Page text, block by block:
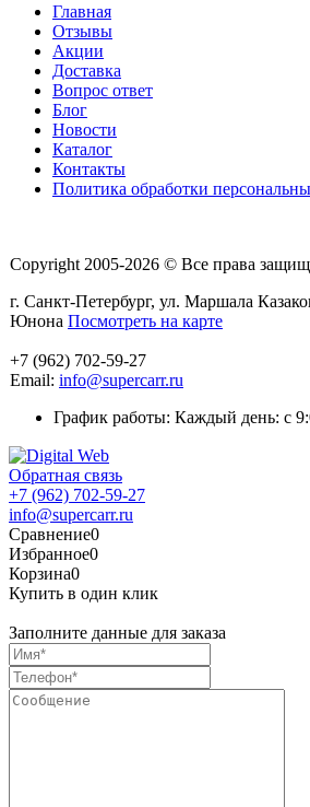
Главная
Отзывы
Акции
Доставка
Вопрос ответ
Блог
Новости
Каталог
Контакты
Политика обработки
Copyright 2005-2026 © Все права
г. Санкт-Петербург, ул. Маршала
Юнона Посмотреть на карте
+7 (962) 702-59-27
Email: info@supercarr.ru
График работы: Каждый день: с
Обратная связь
+7 (962) 702-59-27
info@supercarr.ru
Сравнение0
Избранное0
Корзина0
Купить в один клик
Заполните данные для заказа